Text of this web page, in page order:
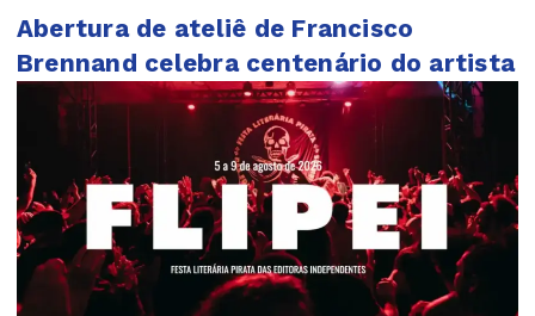
Abertura de ateliê de Francisco
Brennand celebra centenário do artista